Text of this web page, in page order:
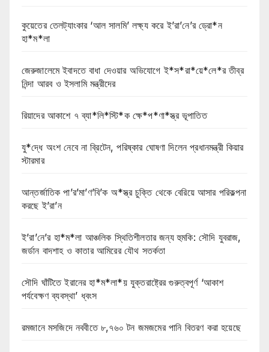
কুয়েতের তেলট্যাংকার ‘আল সালমি’ লক্ষ্য করে ই’রা’নে’র ড্রো*ন
হা*ম*লা
জেরুজালেমে ইবাদতে বাধা দেওয়ার অভিযোগে ই*স*রা*য়ে*লে*র তীব্র
নিন্দা আরব ও ইসলামি মন্ত্রীদের
রিয়াদের আকাশে ৭ ব্যা*লি*স্টি*ক ক্ষে*প*ণা*স্ত্র ভূপাতিত
যু*দ্ধে অংশ নেবে না ব্রিটেন, পরিষ্কার ঘোষণা দিলেন প্রধানমন্ত্রী কিয়ার
স্টারমার
আন্তর্জাতিক পা’র’মা’ণ’বি’ক অ*স্ত্র চুক্তি থেকে বেরিয়ে আসার পরিকল্পনা
করছে ই’রা’ন
ই’রা’নে’র হা*ম*লা আঞ্চলিক স্থিতিশীলতার জন্য হুমকি: সৌদি যুবরাজ,
জর্ডান বাদশাহ ও কাতার আমিরের যৌথ সতর্কতা
সৌদি ঘাঁটিতে ইরানের হা*ম*লা*য় যুক্তরাষ্ট্রের গুরুত্বপূর্ণ ‘আকাশ
পর্যবেক্ষণ ব্যবস্থা’ ধ্বংস
রমজানে মসজিদে নববীতে ৮,৭৬০ টন জমজমের পানি বিতরণ করা হয়েছে